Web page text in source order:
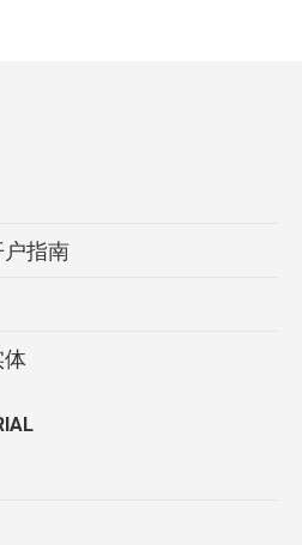
指南
体